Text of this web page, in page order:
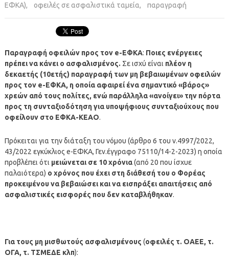
ΕΦΚΑ), οφειλές σε ασφαλιστικά ταμεία, παραγραφή
Παραγραφή οφειλών προς τον e-ΕΦΚΑ: Ποιες ενέργειες
πρέπει να κάνει ο ασφαλισμένος. Σε ισχύ είναι πλέον η
δεκαετής (10ετής) παραγραφή των μη βεβαιωμένων οφειλών
προς τον e-ΕΦΚΑ, η οποία αφαιρεί ένα σημαντικό «βάρος»
χρεών από τους πολίτες, ενώ παράλληλα «ανοίγει» την πόρτα
προς τη συνταξιοδότηση για υποψήφιους συνταξιούχους που
οφείλουν στο ΕΦΚΑ-ΚΕΑΟ.
Πρόκειται για την διάταξη του νόμου (άρθρο 6 του ν.4997/2022,
43/2022 εγκύκλιος e-ΕΦΚΑ, Γεν.έγγραφο 75110/14-2-2023) η οποία
προβλέπει ότι μειώνεται σε 10 χρόνια(από 20 που ίσχυε
παλαιότερα) ο χρόνος που έχει στη διάθεσή του ο Φορέας
προκειμένου να βεβαιώσει και να εισπράξει απαιτήσεις από
ασφαλιστικές εισφορές που δεν καταβλήθηκαν.
Για τους μη μισθωτούς ασφαλισμένους (οφειλές τ. ΟΑΕΕ, τ.
ΟΓΑ, τ. ΤΣΜΕΔΕ κλπ):